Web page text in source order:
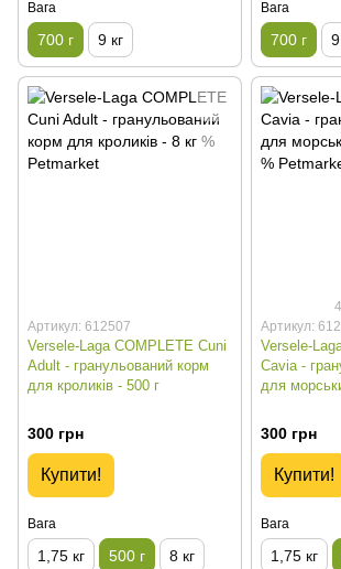
Вага
700 г 9 кг
Вага
700 г 9
Артикул: 612507
Versele-Laga COMPLETE Cuni
Adult - гранульований корм
для кроликів - 500 г
300 грн
Купити!
Вага
1,75 кг 500 г 8 кг
4
Артикул:
Versele-
Cavia -
для
300 грн
Купити!
Вага
1,75 кг